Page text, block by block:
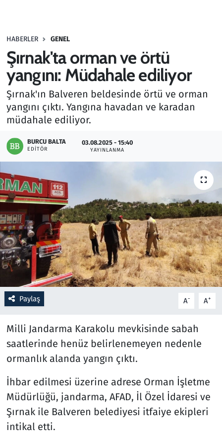
HABERLER GENEL
Şırnak'ta orman ve örtü
yangını: Müdahale ediliyor
Şırnak'ın Balveren beldesinde örtü ve orman
yangını çıktı. Yangına havadan ve karadan
müdahale ediliyor.
BURCU BALTA
EDITÖR
03.08.2025 - 15:40
YAYINLANMA
Paylaş A- A+
Milli Jandarma Karakolu mevkisinde sabah
saatlerinde henüz belirlenemeyen nedenle
ormanlık alanda yangın çıktı.
İhbar edilmesi üzerine adrese Orman İşletme
Müdürlüğü, jandarma, AFAD, İl Özel İdaresi ve
Şırnak ile Balveren belediyesi itfaiye ekipleri
intikal etti.
Haber
Kültür Sanat
Kurumsal Haberler
Lezzet Durağı
Memur ve Kamu
Oyun
Ramazan
Resmi İlanlar
Rüya Tabirleri
Sağlık
Seçim 2023
Teknoloji ve Bilim
Televizyon